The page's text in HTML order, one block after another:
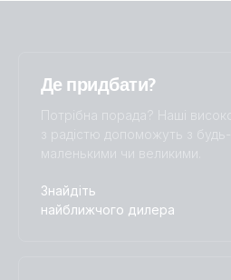
Де придбати?
Потрібна порада? Наші
з радістю допоможуть з
маленькими чи великими.
Знайдіть
найближчого дилера